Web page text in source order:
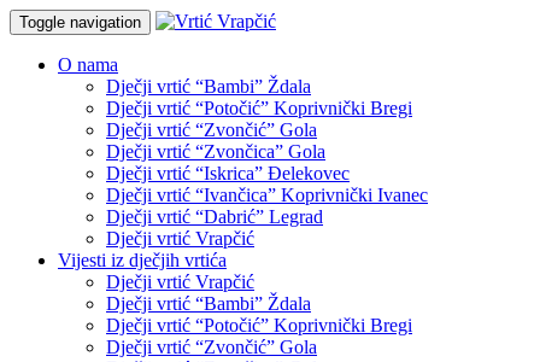
Toggle navigation
O nama
Dječji vrtić “Bambi” Ždala
Dječji vrtić “Potočić” Koprivnički Bregi
Dječji vrtić “Zvončić” Gola
Dječji vrtić “Zvončica” Gola
Dječji vrtić “Iskrica” Đelekovec
Dječji vrtić “Ivančica” Koprivnički Ivanec
Dječji vrtić “Dabrić” Legrad
Dječji vrtić Vrapčić
Vijesti iz dječjih vrtića
Dječji vrtić Vrapčić
Dječji vrtić “Bambi” Ždala
Dječji vrtić “Potočić” Koprivnički Bregi
Dječji vrtić “Zvončić” Gola